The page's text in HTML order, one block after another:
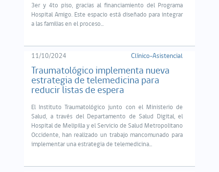
3er y 4to piso, gracias al financiamiento del Programa
Hospital Amigo. Este espacio está diseñado para integrar
a las familias en el proceso...
11/10/2024 Clínico-Asistencial
Traumatológico implementa nueva
estrategia de telemedicina para
reducir listas de espera
El Instituto Traumatológico junto con el Ministerio de
Salud, a través del Departamento de Salud Digital, el
Hospital de Melipilla y el Servicio de Salud Metropolitano
Occidente, han realizado un trabajo mancomunado para
implementar una estrategia de telemedicina...